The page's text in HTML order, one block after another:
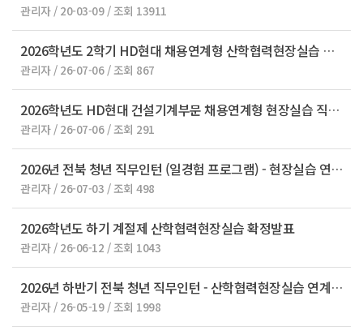
관리자 / 20-03-09 / 조회 13911
2026학년도 2학기 HD현대 채용연계형 산학협력현장실습 모집 안내
관리자 / 26-07-06 / 조회 867
2026학년도 HD현대 건설기계부문 채용연계형 현장실습 직무설명회 안내
관리자 / 26-07-06 / 조회 291
2026년 전북 청년 직무인턴 (일경험 프로그램) - 현장실습 연계 참여 기업 모집 공고
관리자 / 26-07-03 / 조회 498
2026학년도 하기 계절제 산학협력현장실습 확정발표
관리자 / 26-06-12 / 조회 1043
2026년 하반기 전북 청년 직무인턴 - 산학협력현장실습 연계 모집 안내
관리자 / 26-05-19 / 조회 1998